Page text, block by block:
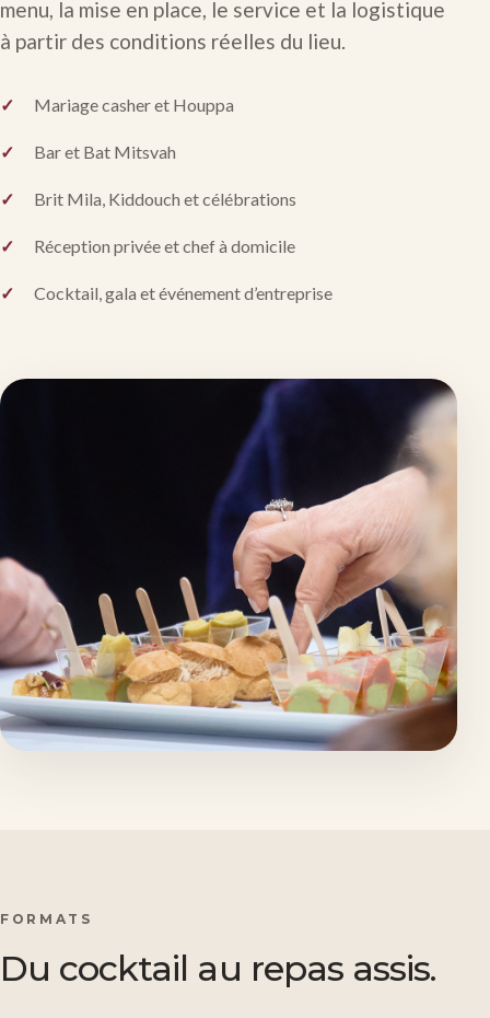
menu, la mise en place, le service et la logistique
à partir des conditions réelles du lieu.
Mariage casher et Houppa
Bar et Bat Mitsvah
Brit Mila, Kiddouch et célébrations
Réception privée et chef à domicile
Cocktail, gala et événement d’entreprise
FORMATS
Du cocktail au repas assis.